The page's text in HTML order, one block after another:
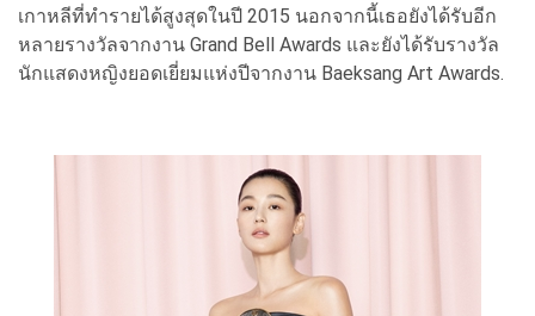
เกาหลีที่ทำรายได้สูงสุดในปี 2015 นอกจากนี้เธอยังได้รับอีก
หลายรางวัลจากงาน Grand Bell Awards และยังได้รับรางวัล
นักแสดงหญิงยอดเยี่ยมแห่งปีจากงาน Baeksang Art Awards.